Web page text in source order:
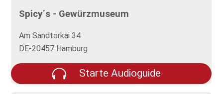
Spicy´s - Gewürzmuseum
Am Sandtorkai 34
DE-20457 Hamburg
Starte Audioguide